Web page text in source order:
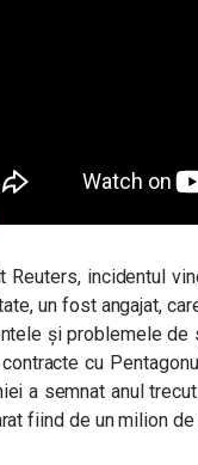
Reuters, incidentul
un fost angajat,
și problemele de
cu
a semnat anul
fiind de un milion de